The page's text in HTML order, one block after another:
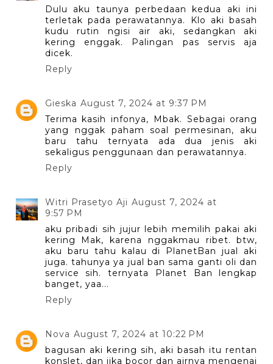
Dulu aku taunya perbedaan kedua aki ini
terletak pada perawatannya. Klo aki basah
kudu rutin ngisi air aki, sedangkan aki
kering enggak. Palingan pas servis aja
dicek.
Reply
Gieska August 7, 2024 at 9:37 PM
Terima kasih infonya, Mbak. Sebagai orang
yang nggak paham soal permesinan, aku
baru tahu ternyata ada dua jenis aki
sekaligus penggunaan dan perawatannya.
Reply
Witri Prasetyo Aji August 7, 2024 at
9:57 PM
aku pribadi sih jujur lebih memilih pakai aki
kering Mak, karena nggakmau ribet. btw,
aku baru tahu kalau di PlanetBan jual aki
juga. tahunya ya jual ban sama ganti oli dan
service sih. ternyata Planet Ban lengkap
banget, yaa...
Reply
Nova August 7, 2024 at 10:22 PM
bagusan aki kering sih, aki basah itu rentan
konslet, dan jika bocor dan airnya mengenai